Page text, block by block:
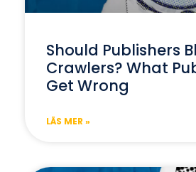
Should Publishers
Crawlers? What
Get Wrong
LÄS MER »